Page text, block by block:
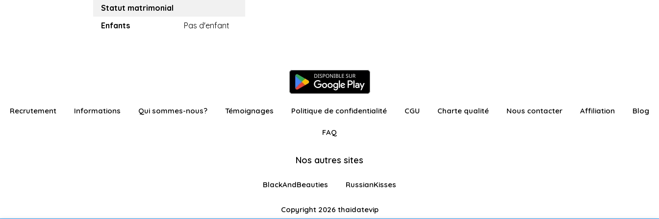
Statut matrimonial
Enfants
Pas d'enfant
Recrutement Informations Qui sommes-nous? Témoignages Politique de confidentialité CGU Charte qualité Nous contacter Affiliation Blog
FAQ
Nos autres sites
BlackAndBeauties RussianKisses
Copyright 2026 thaidatevip